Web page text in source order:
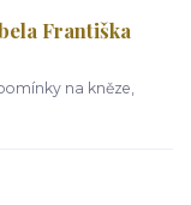
Františka
na kněze,